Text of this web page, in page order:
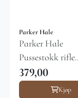
Parker Hale
Parker Hale
Pussestokk rifle
cal.22/6,5 ...
379,00
Kjøp